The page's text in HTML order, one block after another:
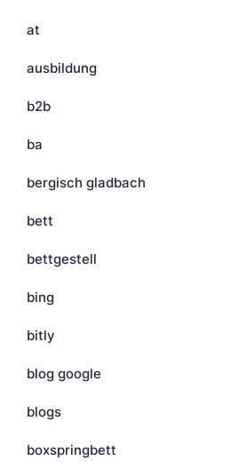
at
ausbildung
b2b
ba
bergisch gladbach
bett
bettgestell
bing
bitly
blog google
blogs
boxspringbett